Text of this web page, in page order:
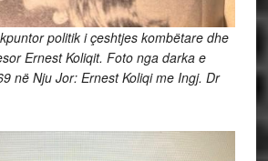
politik i çeshtjes kombëtare dhe
Ernest Koliqit. Foto nga darka e
në Nju Jor: Ernest Koliqi me Ingj. Dr